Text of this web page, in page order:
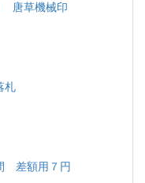
唐草機械印
札
差額用７円